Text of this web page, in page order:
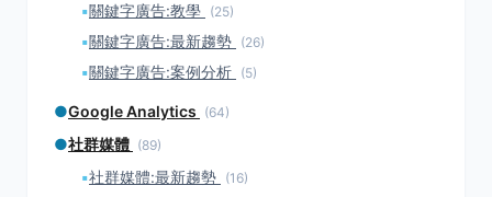
▪關鍵字廣告:教學 (25)
▪關鍵字廣告:最新趨勢 (26)
▪關鍵字廣告:案例分析 (5)
●Google Analytics (64)
●社群媒體 (89)
▪社群媒體:最新趨勢 (16)